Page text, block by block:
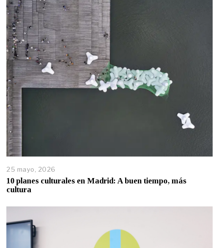
25 mayo, 2026
10 planes culturales en Madrid: A buen tiempo, más
cultura